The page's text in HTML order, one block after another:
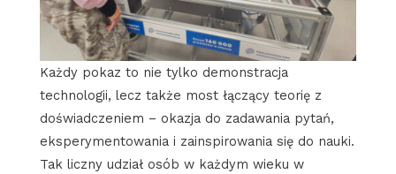
Każdy pokaz to nie tylko demonstracja
technologii, lecz także most łączący teorię z
doświadczeniem – okazja do zadawania pytań,
eksperymentowania i zainspirowania się do nauki.
Tak liczny udział osób w każdym wieku w